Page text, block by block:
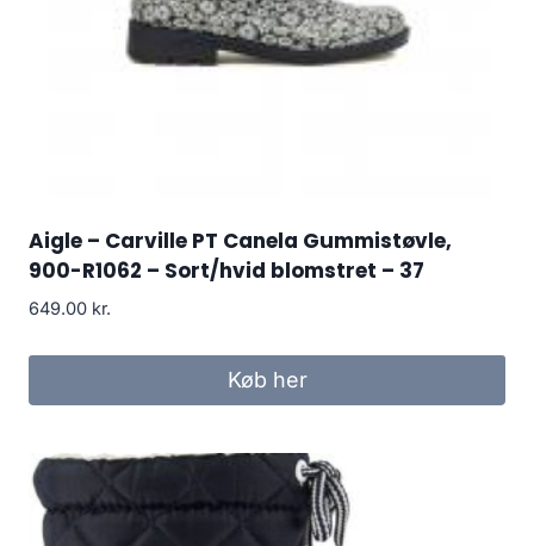
Aigle – Carville PT Canela Gummistøvle,
900-R1062 – Sort/hvid blomstret – 37
649.00 kr.
Køb her